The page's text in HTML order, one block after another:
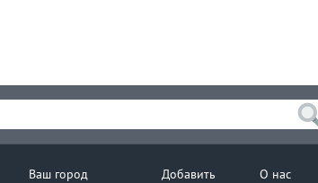
Ваш город Добавить О нас